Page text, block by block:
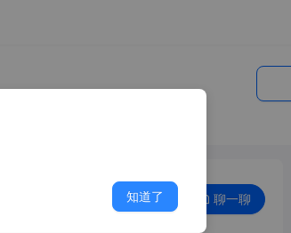
聊一聊
知道了